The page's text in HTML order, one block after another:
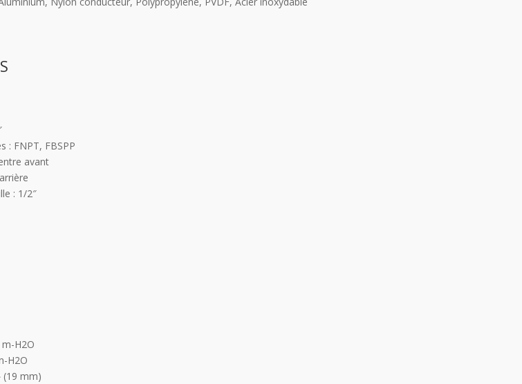
: FNPT, FBSPP
avant
: 1/2″
m-H2O
H2O
(19 mm)